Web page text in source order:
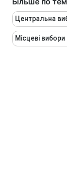
Центральна
Місцеві